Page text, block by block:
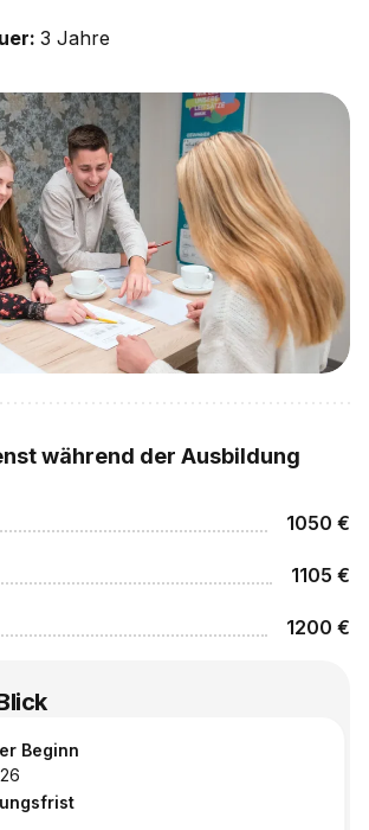
3 Jahre
während der Ausbildung
1050 €
1105 €
1200 €
Beginn